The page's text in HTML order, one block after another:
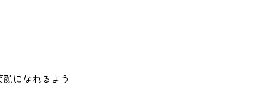
になれるよう